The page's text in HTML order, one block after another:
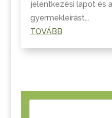
jelentkezési lapot és
gyermekleírást...
TOVÁBB